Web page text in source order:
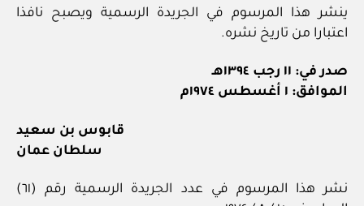
ينشر هذا المرسوم في الجريدة الرسمية ويصبح نافذا
اعتبارا من تاريخ نشره.
صدر في: ١١ رجب ١٣٩٤هـ
الموافق: ١ أغسطس ١٩٧٤م
قابوس بن سعيد
سلطان عمان
نشر هذا المرسوم في عدد الجريدة الرسمية رقم (٦١)